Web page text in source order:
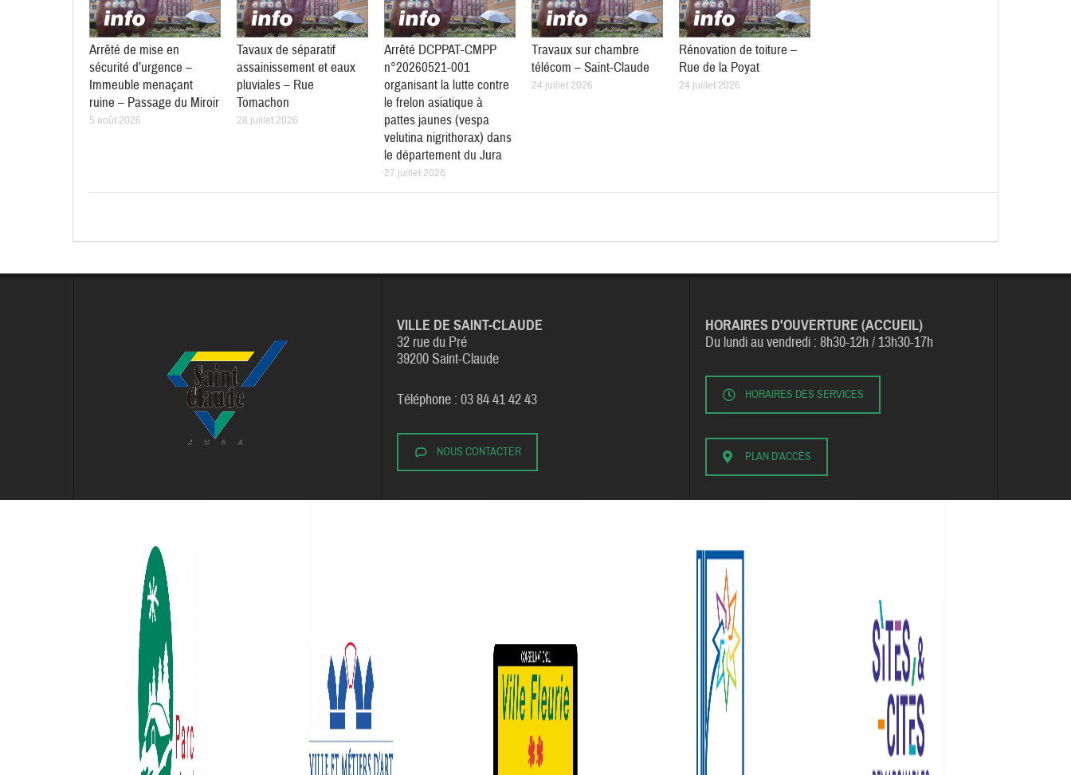
Arrêté de mise en
sécurité d’urgence –
Immeuble menaçant
ruine – Passage du Miroir
5 août 2026
Tavaux de séparatif
assainissement et eaux
pluviales – Rue
Tomachon
28 juillet 2026
Arrêté DCPPAT-CMPP
n°20260521-001
organisant la lutte contre
le frelon asiatique à
pattes jaunes (vespa
velutina nigrithorax) dans
le département du Jura
27 juillet 2026
Travaux sur chambre
télécom – Saint-Claude
24 juillet 2026
Rénovation de toiture –
Rue de la Poyat
24 juillet 2026
VILLE DE SAINT-CLAUDE
32 rue du Pré
39200 Saint-Claude
Téléphone : 03 84 41 42 43
NOUS CONTACTER
HORAIRES D'OUVERTURE (ACCUEIL)
Du lundi au vendredi : 8h30-12h / 13h30-17h
HORAIRES DES SERVICES
PLAN D'ACCÈS